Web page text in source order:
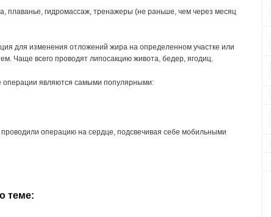
плаванье, гидромассаж, тренажеры (не раньше, чем через месяц
для изменения отложений жира на определенном участке или
Чаще всего проводят липосакцию живота, бедер, ягодиц.
операции являются самыми популярными:
проводили операцию на сердце, подсвечивая себе мобильными
теме: